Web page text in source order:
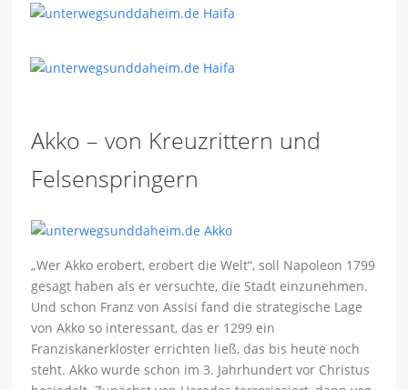
Akko – von Kreuzrittern und
Felsenspringern
„Wer Akko erobert, erobert die Welt“, soll Napoleon 1799
gesagt haben als er versuchte, die Stadt einzunehmen.
Und schon Franz von Assisi fand die strategische Lage
von Akko so interessant, das er 1299 ein
Franziskanerkloster errichten ließ, das bis heute noch
steht. Akko wurde schon im 3. Jahrhundert vor Christus